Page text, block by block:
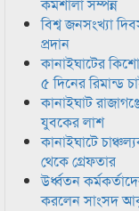
বিশ্ব জনসংখ্যা
প্রদান
কানাইঘাটের
৫ দিনের রিমান্ড
কানাইঘাট
যুবকের লাশ
কানাইঘাটে
থেকে গ্রেফতার
উর্ধ্বতন
করলেন সাংসদ